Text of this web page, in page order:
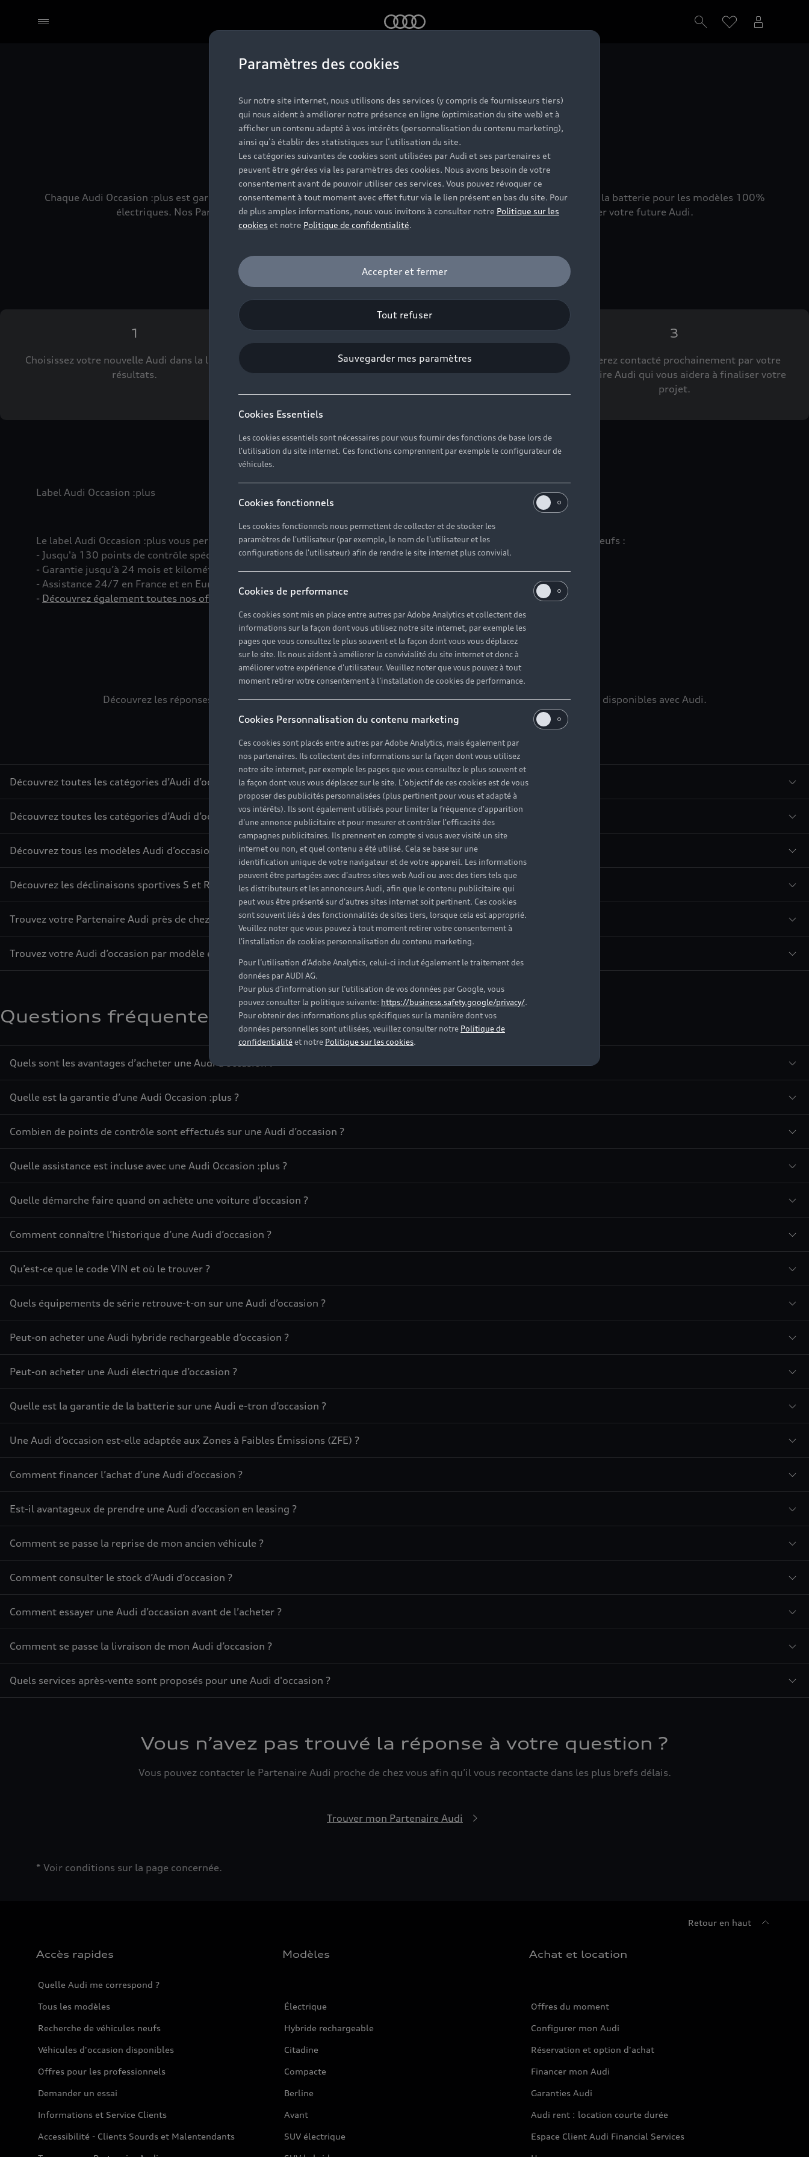
Nos Audi d'occasion
labellisées
Chaque Audi Occasion :plus est garantie 24 mois et vérifiée sur jusqu'à 130 points de contrôle, dont l'état de santé de la batterie pour les modèles 100%
électriques. Nos Partenaires sont disponibles et vous accompagnent pour votre projet d'achat et trouver votre future Audi.
1
Choisissez votre nouvelle Audi dans la liste des
résultats.
2
Cliquez sur « Contacter votre Partenaire ».
3
Vous serez contacté prochainement par votre
Partenaire Audi qui vous aidera à finaliser votre
projet.
Label Audi Occasion :plus
Le label Audi Occasion :plus vous permet d’acquérir un véhicule d’occasion avec les mêmes avantages que les véhicules neufs :
- Jusqu'à 130 points de contrôle spécifiques à chaque motorisation
- Garantie jusqu’à 24 mois et kilométrage illimité
- Assistance 24/7 en France et en Europe
- Découvrez également toutes nos offres d’entretien, à partir de 19€/mois
Les réponses à vos questions
Découvrez les réponses à vos diverses questions autour de l'achat de véhicules d’occasion immédiatement disponibles avec Audi.
Découvrez toutes les catégories d’Audi d’occasion
Découvrez toutes les catégories d’Audi d’occasion
Découvrez tous les modèles Audi d’occasion
Découvrez les déclinaisons sportives S et RS d’occasion
Trouvez votre Partenaire Audi près de chez vous
Trouvez votre Audi d’occasion par modèle et par ville
Questions fréquentes sur les Audi d’occasion
Quels sont les avantages d’acheter une Audi d’occasion ?
Quelle est la garantie d’une Audi Occasion :plus ?
Combien de points de contrôle sont effectués sur une Audi d’occasion ?
Quelle assistance est incluse avec une Audi Occasion :plus ?
Quelle démarche faire quand on achète une voiture d’occasion ?
Comment connaître l’historique d’une Audi d’occasion ?
Qu’est-ce que le code VIN et où le trouver ?
Quels équipements de série retrouve-t-on sur une Audi d’occasion ?
Peut-on acheter une Audi hybride rechargeable d’occasion ?
Peut-on acheter une Audi électrique d’occasion ?
Quelle est la garantie de la batterie sur une Audi e-tron d’occasion ?
Une Audi d’occasion est-elle adaptée aux Zones à Faibles Émissions (ZFE) ?
Comment financer l’achat d’une Audi d’occasion ?
Est-il avantageux de prendre une Audi d’occasion en leasing ?
Comment se passe la reprise de mon ancien véhicule ?
Comment consulter le stock d’Audi d’occasion ?
Comment essayer une Audi d’occasion avant de l’acheter ?
Comment se passe la livraison de mon Audi d’occasion ?
Quels services après-vente sont proposés pour une Audi d'occasion ?
Vous n’avez pas trouvé la réponse à votre question ?
Vous pouvez contacter le Partenaire Audi proche de chez vous afin qu’il vous recontacte dans les plus brefs délais.
Trouver mon Partenaire Audi
* Voir conditions sur la page concernée.
Retour en haut
Accès rapides
Quelle Audi me correspond ?
Tous les modèles
Recherche de véhicules neufs
Véhicules d'occasion disponibles
Offres pour les professionnels
Demander un essai
Informations et Service Clients
Accessibilité - Clients Sourds et Malentendants
Modèles
Électrique
Hybride rechargeable
Citadine
Compacte
Berline
Avant
SUV électrique
Achat et location
Offres du moment
Configurer mon Audi
Réservation et option d'achat
Financer mon Audi
Garanties Audi
Audi rent : location courte durée
Espace Client Audi Financial Services
Paramètres des cookies
Sur notre site internet, nous utilisons des services (y compris de fournisseurs tiers)
qui nous aident à améliorer notre présence en ligne (optimisation du site web) et à
afficher un contenu adapté à vos intérêts (personnalisation du contenu marketing),
ainsi qu’à établir des statistiques sur l’utilisation du site.
Les catégories suivantes de cookies sont utilisées par Audi et ses partenaires et
peuvent être gérées via les paramètres des cookies. Nous avons besoin de votre
consentement avant de pouvoir utiliser ces services. Vous pouvez révoquer ce
consentement à tout moment avec effet futur via le lien présent en bas du site. Pour
de plus amples informations, nous vous invitons à consulter notre Politique sur les
cookies et notre Politique de confidentialité.
Accepter et fermer
Tout refuser
Sauvegarder mes paramètres
Cookies Essentiels
Les cookies essentiels sont nécessaires pour vous fournir des fonctions de base lors de
l'utilisation du site internet. Ces fonctions comprennent par exemple le configurateur de
véhicules.
Cookies fonctionnels
Les cookies fonctionnels nous permettent de collecter et de stocker les
paramètres de l'utilisateur (par exemple, le nom de l'utilisateur et les
configurations de l'utilisateur) afin de rendre le site internet plus convivial.
Cookies de performance
Ces cookies sont mis en place entre autres par Adobe Analytics et collectent des
informations sur la façon dont vous utilisez notre site internet, par exemple les
pages que vous consultez le plus souvent et la façon dont vous vous déplacez
sur le site. Ils nous aident à améliorer la convivialité du site internet et donc à
améliorer votre expérience d'utilisateur. Veuillez noter que vous pouvez à tout
moment retirer votre consentement à l'installation de cookies de performance.
Cookies Personnalisation du contenu marketing
Ces cookies sont placés entre autres par Adobe Analytics, mais également par
nos partenaires. Ils collectent des informations sur la façon dont vous utilisez
notre site internet, par exemple les pages que vous consultez le plus souvent et
la façon dont vous vous déplacez sur le site. L'objectif de ces cookies est de vous
proposer des publicités personnalisées (plus pertinent pour vous et adapté à
vos intérêts). Ils sont également utilisés pour limiter la fréquence d'apparition
d'une annonce publicitaire et pour mesurer et contrôler l'efficacité des
campagnes publicitaires. Ils prennent en compte si vous avez visité un site
internet ou non, et quel contenu a été utilisé. Cela se base sur une
identification unique de votre navigateur et de votre appareil. Les informations
peuvent être partagées avec d'autres sites web Audi ou avec des tiers tels que
les distributeurs et les annonceurs Audi, afin que le contenu publicitaire qui
peut vous être présenté sur d'autres sites internet soit pertinent. Ces cookies
sont souvent liés à des fonctionnalités de sites tiers, lorsque cela est approprié.
Veuillez noter que vous pouvez à tout moment retirer votre consentement à
l'installation de cookies personnalisation du contenu marketing.
Pour l’utilisation d’Adobe Analytics, celui-ci inclut également le traitement des
données par AUDI AG.
Pour plus d’information sur l’utilisation de vos données par Google, vous
pouvez consulter la politique suivante: https://business.safety.google/privacy/.
Pour obtenir des informations plus spécifiques sur la manière dont vos
données personnelles sont utilisées, veuillez consulter notre Politique de
confidentialitéet notre Politique sur les cookies.